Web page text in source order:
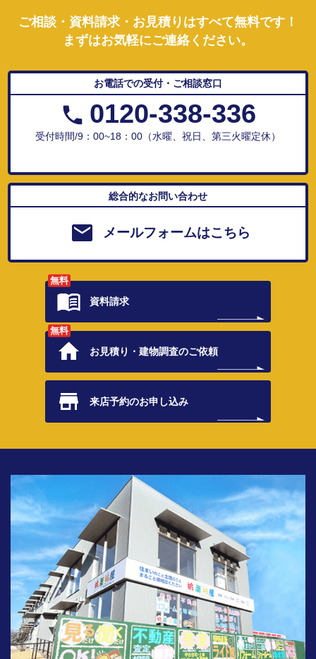
ご相談・資料請求・お見積りはすべて無料です！
まずはお気軽にご連絡ください。
お電話での受付・ご相談窓口
0120-338-336
受付時間/9：00~18：00（水曜、祝日、第三火曜定休）
総合的なお問い合わせ
メールフォームはこちら
無料
資料請求
無料
お見積り・建物調査のご依頼
来店予約のお申し込み